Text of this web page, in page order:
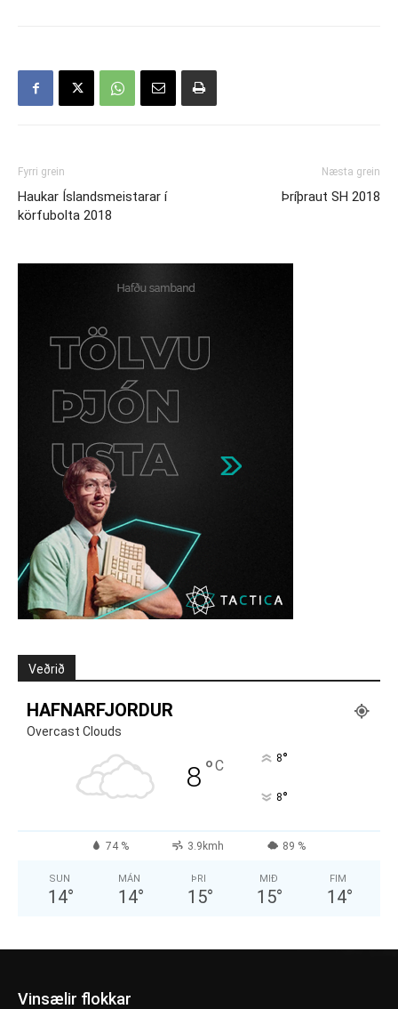
Fyrri grein
Haukar Íslandsmeistarar í
körfubolta 2018
Næsta grein
Þríþraut SH 2018
Veðrið
HAFNARFJORDUR
Overcast Clouds
8°C 8°
8°
74 % 3.9kmh 89 %
SUN
14°
MÁN
14°
ÞRI
15°
MIÐ
15°
FIM
14°
Vinsælir flokkar